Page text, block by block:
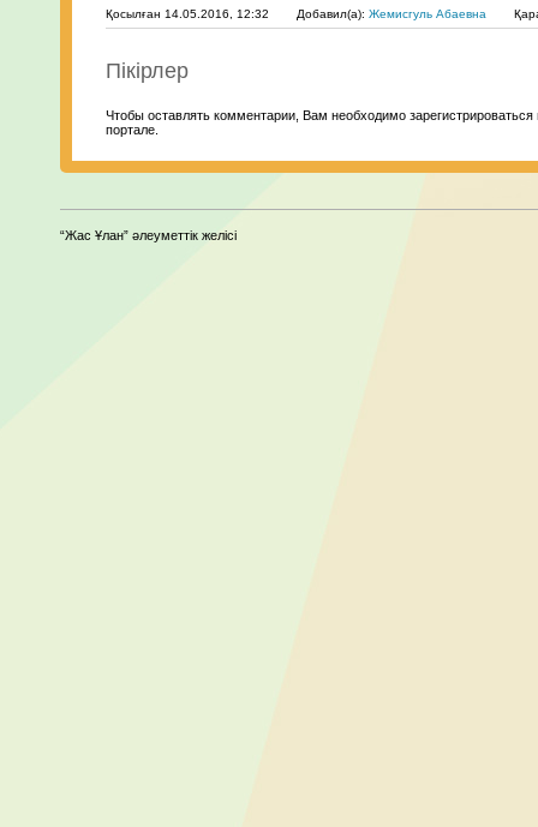
Қосылған 14.05.2016, 12:32 Добавил(а): Жемисгуль Абаевна
Пікірлер
Чтобы оставлять комментарии, Вам необходимо зарегистрироваться
портале.
“Жас Ұлан” әлеуметтік желісі